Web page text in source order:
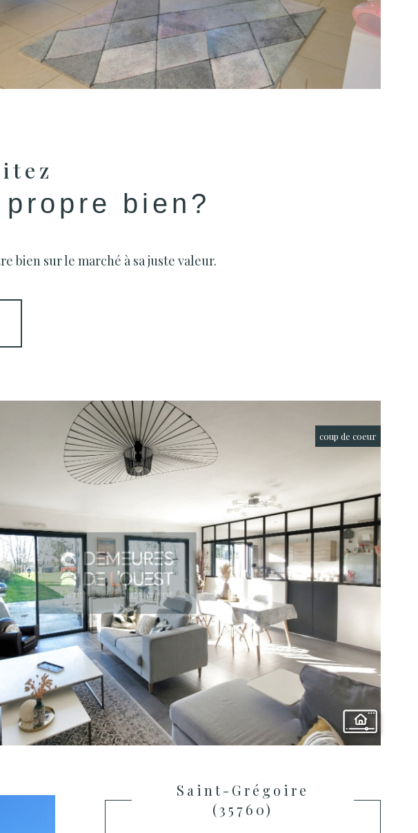
bien?
bien sur le marché à sa juste valeur.
coup de coeur
Saint-Grégoire
(35760)